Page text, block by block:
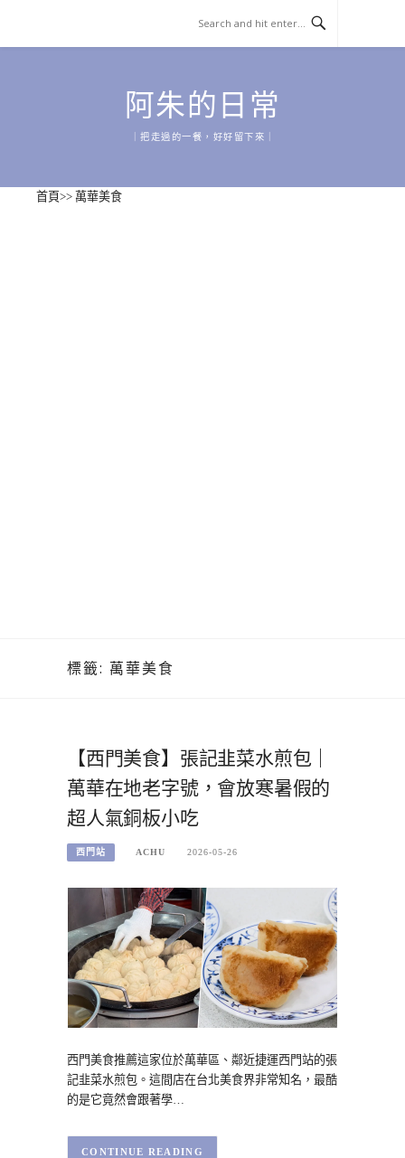
content
阿朱的日常
｜把走過的一餐，好好留下來｜
首頁>> 萬華美食
標籤: 萬華美食
【西門美食】張記韭菜水煎包｜
萬華在地老字號，會放寒暑假的
超人氣銅板小吃
西門站 ACHU 2026-05-26
西門美食推薦這家位於萬華區、鄰近捷運西門站的張
記韭菜水煎包。這間店在台北美食界非常知名，最酷
的是它竟然會跟著學…
CONTINUE READING